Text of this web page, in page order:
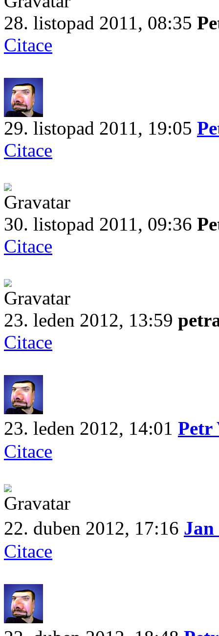
28. listopad 2011, 08:35
Citace
29. listopad 2011, 19:05
Citace
30. listopad 2011, 09:36
Citace
23. leden 2012, 13:59
Citace
23. leden 2012, 14:01
Citace
22. duben 2012, 17:16
Citace